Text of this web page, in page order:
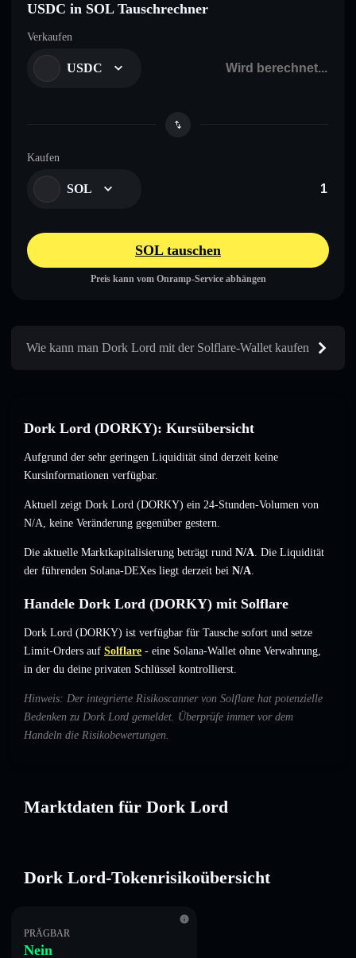
USDC in SOL Tauschrechner
Verkaufen
USDC
Kaufen
SOL
SOL tauschen
Preis kann vom Onramp-Service abhängen
Wie kann man Dork Lord mit der Solflare-Wallet kaufen
Dork Lord (DORKY): Kursübersicht
Aufgrund der sehr geringen Liquidität sind derzeit keine
Kursinformationen verfügbar.
Aktuell zeigt Dork Lord (DORKY) ein 24-Stunden-Volumen von
N/A, keine Veränderung gegenüber gestern.
Die aktuelle Marktkapitalisierung beträgt rund N/A. Die Liquidität
der führenden Solana-DEXes liegt derzeit bei N/A.
Handele Dork Lord (DORKY) mit Solflare
Dork Lord (DORKY) ist verfügbar für Tausche sofort und setze
Limit-Orders auf Solflare - eine Solana-Wallet ohne Verwahrung,
in der du deine privaten Schlüssel kontrollierst.
Hinweis: Der integrierte Risikoscanner von Solflare hat potenzielle
Bedenken zu Dork Lord gemeldet. Überprüfe immer vor dem
Handeln die Risikobewertungen.
Marktdaten für Dork Lord
Dork Lord-Tokenrisikoübersicht
PRÄGBAR
Nein